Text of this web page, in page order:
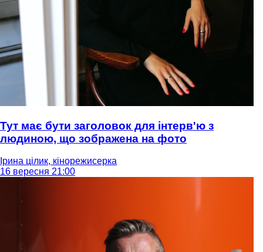
Тут має бути заголовок для інтерв'ю з
людиною, що зображена на фото
Ірина цілик, кінорежисерка
16 вересня 21:00